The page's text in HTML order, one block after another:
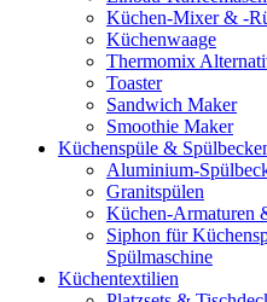
Küchen-Mixer & -
Küchenwaage
Thermomix
Toaster
Sandwich Maker
Smoothie Maker
Küchenspüle &
Aluminium-
Granitspülen
Küchen-Armaturen
Siphon für
Spülmaschine
Küchentextilien